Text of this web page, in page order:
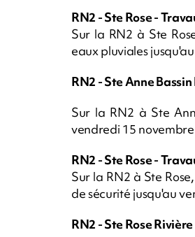
RN2 - Ste Rose -
Sur la RN2 à Ste
eaux pluviales
RN2 - Ste Anne
Sur la RN2 à Ste
vendredi 15
RN2 - Ste Rose -
Sur la RN2 à Ste
de sécurité jusqu'au
RN2 - Ste Rose